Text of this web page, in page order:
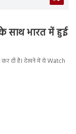
साथ भारत में हुई
दी है। देखने में ये Watch